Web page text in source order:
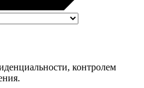
контролем